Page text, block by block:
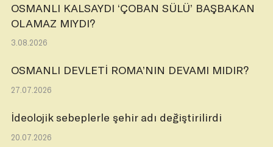
OSMANLI KALSAYDI ‘ÇOBAN SÜLÜ’ BAŞBAKAN
OLAMAZ MIYDI?
3.08.2026
OSMANLI DEVLETİ ROMA’NIN DEVAMI MIDIR?
27.07.2026
İdeolojik sebeplerle şehir adı değiştirilirdi
20.07.2026